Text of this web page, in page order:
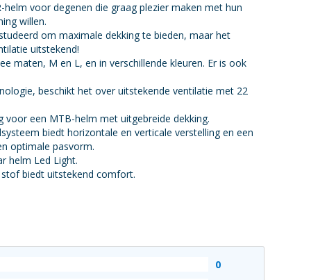
helm voor degenen die graag plezier maken met hun
willen.
om maximale dekking te bieden, maar het
uitstekend!
maten, M en L, en in verschillende kleuren. Er is ook
beschikt het over uitstekende ventilatie met 22
voor een MTB-helm met uitgebreide dekking.
biedt horizontale en verticale verstelling en een
optimale pasvorm.
helm Led Light.
biedt uitstekend comfort.
0